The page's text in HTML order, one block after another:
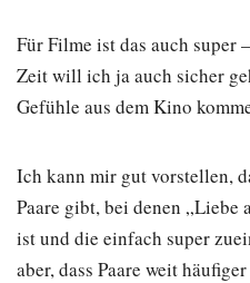
Für Filme ist das auch super
Zeit will ich ja auch sicher
Gefühle aus dem Kino
Ich kann mir gut vorstellen,
Paare gibt, bei denen
ist und die einfach super
aber, dass Paare weit